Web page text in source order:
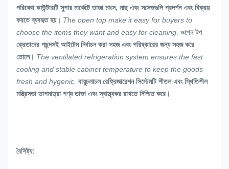
পরিষেবা কাউন্টারটি সুপার মার্কেটে তাজা মাংস, মাছ এবং সসেজগুলি প্রদর্শন এবং বিক্রয়
করতে ব্যবহৃত হয়। The open top make it easy for buyers to
choose the items they want and easy for cleaning. ওপেন টপ
ক্রেতাদের পছন্দসই আইটেম নির্বাচন করা সহজ এবং পরিষ্কারের জন্য সহজ করে
তোলে। The ventilated refrigeration system ensures the fast
cooling and stable cabinet temperature to keep the goods
fresh and hygenic. বায়ুচলাচল রেফ্রিজারেশন সিস্টেমটি শীতল এবং স্থিতিশীল
মন্ত্রিসভা তাপমাত্রা পণ্য তাজা এবং স্বাস্থ্যকর রাখতে নিশ্চিত করে।
বৈশিষ্ট্য: